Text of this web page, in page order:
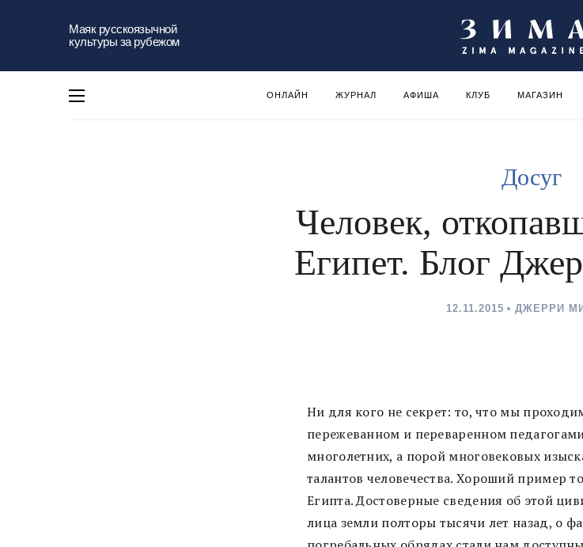
Маяк русскоязычной
культуры за рубежом
ОНЛАЙН ЖУРНАЛ АФИША КЛУБ МАГАЗИН
Досуг
Человек,
Египет. Блог
12.11.2015 ДЖЕРРИ
Ни для кого не секрет: то, что мы
пережеванном и переваренном
многолетних, а порой многовековых
талантов человечества. Хороший пример
Египта. Достоверные сведения об этой
лица земли полторы тысячи лет назад, о